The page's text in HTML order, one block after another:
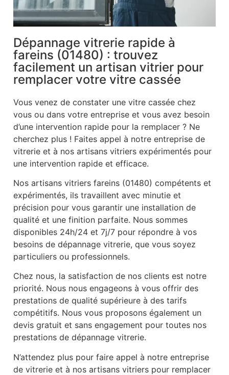
Dépannage vitrerie rapide à
fareins (01480) : trouvez
facilement un artisan vitrier pour
remplacer votre vitre cassée
Vous venez de constater une vitre cassée chez
vous ou dans votre entreprise et vous avez besoin
d’une intervention rapide pour la remplacer ? Ne
cherchez plus ! Faites appel à notre entreprise de
vitrerie et à nos artisans vitriers expérimentés pour
une intervention rapide et efficace.
Nos artisans vitriers fareins (01480) compétents et
expérimentés, ils travaillent avec minutie et
précision pour vous garantir une installation de
qualité et une finition parfaite. Nous sommes
disponibles 24h/24 et 7j/7 pour répondre à vos
besoins de dépannage vitrerie, que vous soyez
particuliers ou professionnels.
Chez nous, la satisfaction de nos clients est notre
priorité. Nous nous engageons à vous offrir des
prestations de qualité supérieure à des tarifs
compétitifs. Nous vous proposons également un
devis gratuit et sans engagement pour toutes nos
prestations de dépannage vitrerie.
N’attendez plus pour faire appel à notre entreprise
de vitrerie et à nos artisans vitriers pour remplacer